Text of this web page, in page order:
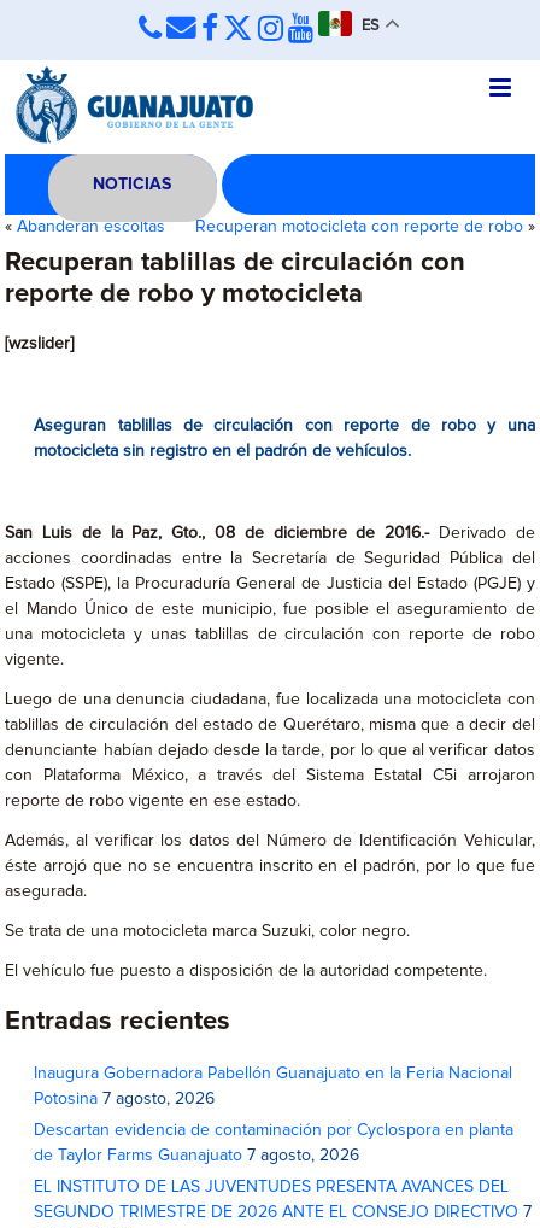
ES
NOTICIAS
«Abanderan escoltas Recuperan motocicleta con reporte de robo»
Recuperan tablillas de circulación con
reporte de robo y motocicleta
[wzslider]
Aseguran tablillas de circulación con reporte de robo y una
motocicleta sin registro en el padrón de vehículos.
San Luis de la Paz, Gto., 08 de diciembre de 2016.-Derivado de
acciones coordinadas entre la Secretaría de Seguridad Pública del
Estado (SSPE), la Procuraduría General de Justicia del Estado (PGJE) y
el Mando Único de este municipio, fue posible el aseguramiento de
una motocicleta y unas tablillas de circulación con reporte de robo
vigente.
Luego de una denuncia ciudadana, fue localizada una motocicleta con
tablillas de circulación del estado de Querétaro, misma que a decir del
denunciante habían dejado desde la tarde, por lo que al verificar datos
con Plataforma México, a través del Sistema Estatal C5i arrojaron
reporte de robo vigente en ese estado.
Además, al verificar los datos del Número de Identificación Vehicular,
éste arrojó que no se encuentra inscrito en el padrón, por lo que fue
asegurada.
Se trata de una motocicleta marca Suzuki, color negro.
El vehículo fue puesto a disposición de la autoridad competente.
Entradas recientes
Inaugura Gobernadora Pabellón Guanajuato en la Feria Nacional
Potosina 7 agosto, 2026
Descartan evidencia de contaminación por Cyclospora en planta
de Taylor Farms Guanajuato 7 agosto, 2026
EL INSTITUTO DE LAS JUVENTUDES PRESENTA AVANCES DEL
SEGUNDO TRIMESTRE DE 2026 ANTE EL CONSEJO DIRECTIVO 7